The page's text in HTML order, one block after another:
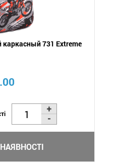
каркасный 731 Extreme